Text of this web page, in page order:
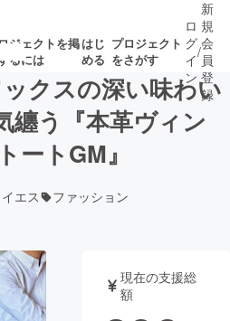
ジェクトを掲
るには
はじ
める
プロジェクト
をさがす
着プロ募集終了が近いプ
ジェット
ロ
グ
イ
ン
/
新
規
会
員
登
録
クスの深い味わい
纏う『本革ヴィン
ートGM』
エス ファッション
現在の支援総
額